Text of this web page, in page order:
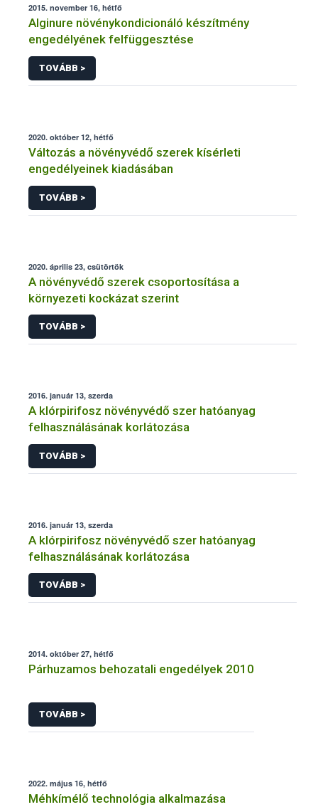
2015. november 16, hétfő
Alginure növénykondicionáló készítmény
engedélyének felfüggesztése
TOVÁBB >
2020. október 12, hétfő
Változás a növényvédő szerek kísérleti
engedélyeinek kiadásában
TOVÁBB >
2020. április 23, csütörtök
A növényvédő szerek csoportosítása a
környezeti kockázat szerint
TOVÁBB >
2016. január 13, szerda
A klórpirifosz növényvédő szer hatóanyag
felhasználásának korlátozása
TOVÁBB >
2016. január 13, szerda
A klórpirifosz növényvédő szer hatóanyag
felhasználásának korlátozása
TOVÁBB >
2014. október 27, hétfő
Párhuzamos behozatali engedélyek 2010
TOVÁBB >
2022. május 16, hétfő
Méhkímélő technológia alkalmazása